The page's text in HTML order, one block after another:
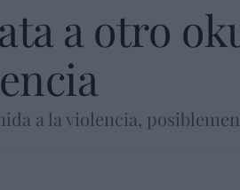
a otro
a la violencia,